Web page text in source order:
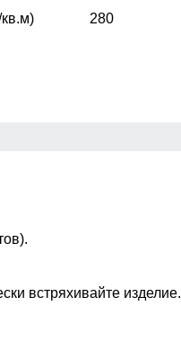
кв.м) 280
Проклеены
встряхивайте изделие.